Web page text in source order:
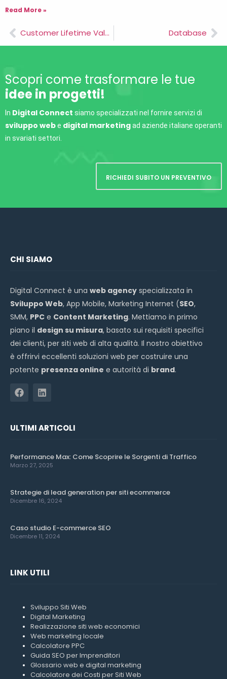
Read More »
Customer Lifetime Value Database
Scopri come trasformare le tue
idee in progetti!
In Digital Connect siamo specializzati nel fornire servizi di
sviluppo webe digital marketingad aziende italiane operanti
in svariati settori.
RICHIEDI SUBITO UN PREVENTIVO
CHI SIAMO
Digital Connect è una web agency specializzata in
Sviluppo Web, App Mobile, Marketing Internet (SEO,
SMM, PPC e Content Marketing. Mettiamo in primo
piano il design su misura, basato sui requisiti specifici
dei clienti, per siti web di alta qualità. Il nostro obiettivo
è offrirvi eccellenti soluzioni web per costruire una
potente presenza online e autorità di brand.
ULTIMI ARTICOLI
Performance Max: Come Scoprire le Sorgenti di Traffico
Marzo 27, 2025
Strategie di lead generation per siti ecommerce
Dicembre 16, 2024
Caso studio E-commerce SEO
Dicembre 11, 2024
LINK UTILI
Sviluppo Siti Web
Digital Marketing
Realizzazione siti web economici
Web marketing locale
Calcolatore PPC
Guida SEO per Imprenditori
Glossario web e digital marketing
Calcolatore dei Costi per Siti Web